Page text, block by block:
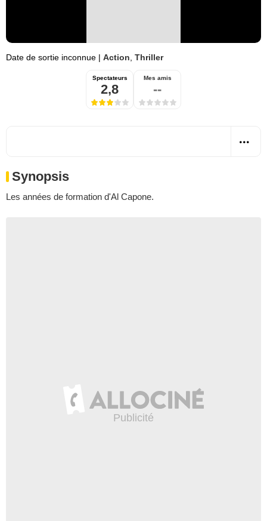
Date de sortie inconnue | Action Thriller
Spectateurs
2,8
Mes amis
--
Synopsis
Les années de formation d'Al Capone.